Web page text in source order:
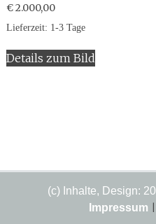
€2.000,00
Lieferzeit: 1-3 Tage
Details zum Bild
(c) Inhalte, Design:
Impressum